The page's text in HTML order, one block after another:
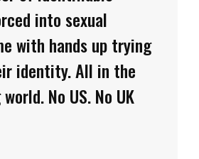
into sexual
with hands up trying
identity. All in the
No US. No UK